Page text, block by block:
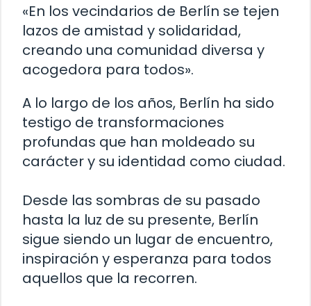
«En los vecindarios de Berlín se tejen
lazos de amistad y solidaridad,
creando una comunidad diversa y
acogedora para todos».
A lo largo de los años, Berlín ha sido
testigo de transformaciones
profundas que han moldeado su
carácter y su identidad como ciudad.
Desde las sombras de su pasado
hasta la luz de su presente, Berlín
sigue siendo un lugar de encuentro,
inspiración y esperanza para todos
aquellos que la recorren.